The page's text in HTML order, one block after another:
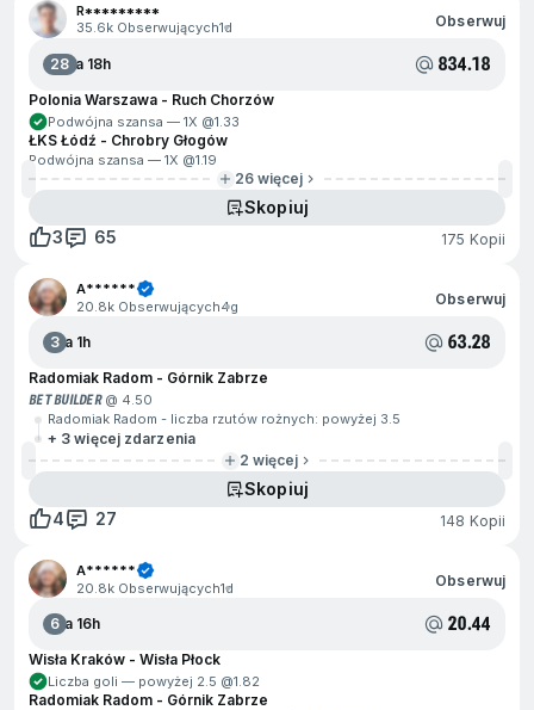
R*********
35.6k Obserwujących1d Obserwuj
28Za 18h 834.18
Polonia Warszawa - Ruch Chorzów
Podwójna szansa — 1X @1.33
ŁKS Łódź - Chrobry Głogów
Podwójna szansa — 1X @1.19
26 więcej
Skopiuj
3
65 175 Kopii
A******
20.8k Obserwujących4g Obserwuj
3Za 1h 63.28
Radomiak Radom - Górnik Zabrze
BET BUILDER@ 4.50
Radomiak Radom - liczba rzutów rożnych: powyżej 3.5
+ 3 więcej zdarzenia
2 więcej
Skopiuj
4
27 148 Kopii
A******
20.8k Obserwujących1d Obserwuj
6Za 16h 20.44
Wisła Kraków - Wisła Płock
Liczba goli — powyżej 2.5 @1.82
Radomiak Radom - Górnik Zabrze